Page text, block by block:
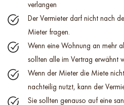
verlangen
Der Vermieter darf nicht nach
Mieter fragen.
Wenn eine Wohnung an mehr
sollten alle im Vertrag erwähnt
Wenn der Mieter die Miete
nachteilig nutzt, kann der
Sie sollten genauso auf eine